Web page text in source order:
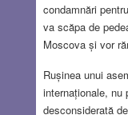
condamnări
va scăpa de
Moscova și vor
Rușinea unui
internaționale,
desconsiderată